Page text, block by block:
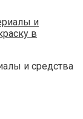
и средства